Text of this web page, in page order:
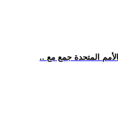
المتحدة جمع مع